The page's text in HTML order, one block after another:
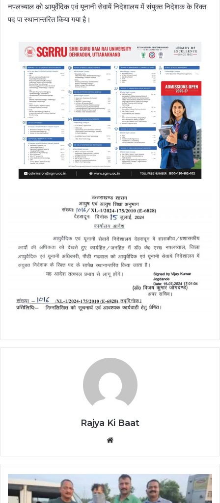
नपलच्याल को आयुर्वेदिक एवं यूनानी सेवायें निदेशालय में संयुक्त निदेशक के रिक्त
पद पा स्थानान्तरित किया गया है।
Rajya Ki Baat